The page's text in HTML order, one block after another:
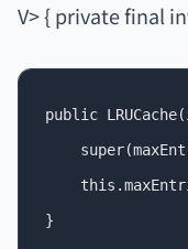
V> { private final
public
}